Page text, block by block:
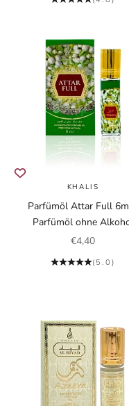
KHALIS
Parfümöl Attar Full
Parfümöl ohne
Angebot
€4,40
(5.0)